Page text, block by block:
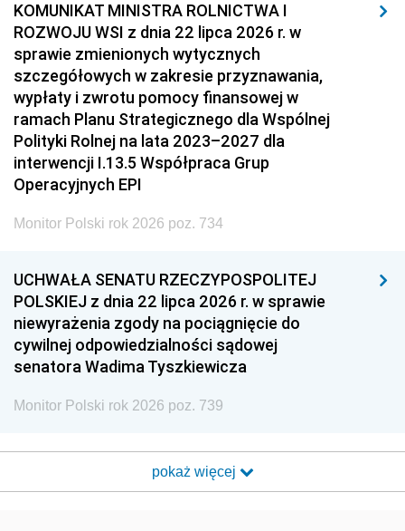
KOMUNIKAT MINISTRA ROLNICTWA I
ROZWOJU WSI z dnia 22 lipca 2026 r. w
sprawie zmienionych wytycznych
szczegółowych w zakresie przyznawania,
wypłaty i zwrotu pomocy finansowej w
ramach Planu Strategicznego dla Wspólnej
Polityki Rolnej na lata 2023–2027 dla
interwencji I.13.5 Współpraca Grup
Operacyjnych EPI
Monitor Polski rok 2026 poz. 734
UCHWAŁA SENATU RZECZYPOSPOLITEJ
POLSKIEJ z dnia 22 lipca 2026 r. w sprawie
niewyrażenia zgody na pociągnięcie do
cywilnej odpowiedzialności sądowej
senatora Wadima Tyszkiewicza
Monitor Polski rok 2026 poz. 739
pokaż więcej